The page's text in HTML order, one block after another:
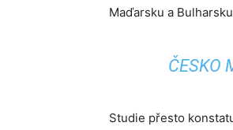
Maďarsku a
ČESKO
Studie přesto